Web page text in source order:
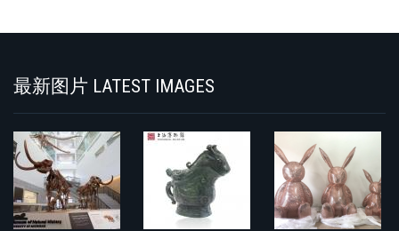
最新图片 LATEST IMAGES